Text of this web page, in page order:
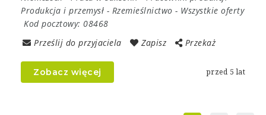
Produkcja i przemysł - Rzemieślnictwo - Wszystkie oferty
Kod pocztowy: 08468
Prześlij do przyjaciela
Zapisz Przekaż
Zobacz więcej przed 5 lat